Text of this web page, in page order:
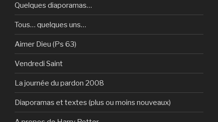
Quelques diaporamas…
Tous… quelques uns…
Aimer Dieu (Ps 63)
Vendredi Saint
La journée du pardon 2008
Diaporamas et textes (plus ou moins nouveaux)